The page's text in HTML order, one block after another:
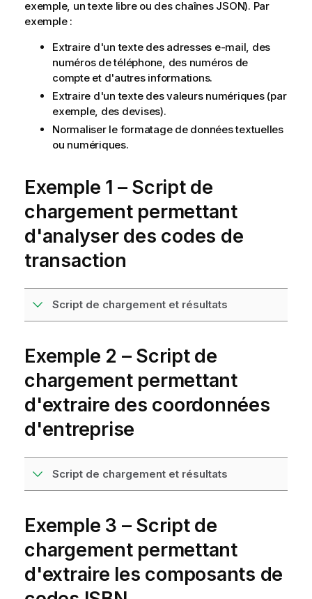
exemple, un texte libre ou des chaînes JSON). Par
exemple :
Extraire d'un texte des adresses e-mail, des
numéros de téléphone, des numéros de
compte et d'autres informations.
Extraire d'un texte des valeurs numériques (par
exemple, des devises).
Normaliser le formatage de données textuelles
ou numériques.
Exemple 1 – Script de
chargement permettant
d'analyser des codes de
transaction
Script de chargement et résultats
Exemple 2 – Script de
chargement permettant
d'extraire des coordonnées
d'entreprise
Script de chargement et résultats
Exemple 3 – Script de
chargement permettant
d'extraire les composants de